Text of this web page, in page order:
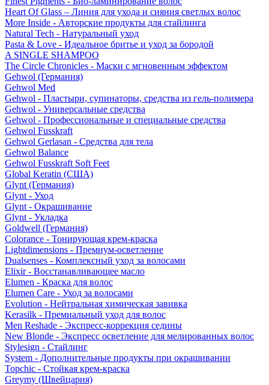
Heart Of Glass – Линия для ухода и сияния светлых волос
More Inside - Авторские продукты для стайлинга
Natural Tech - Натуральный уход
Pasta & Love - Идеальное бритье и уход за бородой
A SINGLE SHAMPOO
The Circle Chronicles - Маски с мгновенным эффектом
Gehwol (Германия)
Gehwol Med
Gehwol - Пластыри, супинаторы, средства из гель-полимера
Gehwol - Универсальные средства
Gehwol - Профессиональные и специальные средства
Gehwol Fusskraft
Gehwol Gerlasan - Средства для тела
Gehwol Balance
Gehwol Fusskraft Soft Feet
Global Keratin (США)
Glynt (Германия)
Glynt - Уход
Glynt - Окрашивание
Glynt - Укладка
Goldwell (Германия)
Colorance - Тонирующая крем-краска
Lightdimensions - Премиум-осветление
Dualsenses - Комплексный уход за волосами
Elixir - Восстанавливающее масло
Elumen - Краска для волос
Elumen Care - Уход за волосами
Evolution - Нейтральная химическая завивка
Kerasilk - Премиальный уход для волос
Men Reshade - Экспресс-коррекция седины
New Blonde - Экспресс осветление для мелированных волос
Stylesign - Стайлинг
System - Дополнительные продукты при окрашивании
Topchic - Стойкая крем-краска
Greymy (Швейцария)